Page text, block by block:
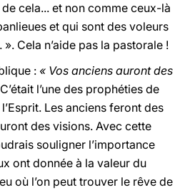
cela... et non comme ceux-là
et qui sont des voleurs
Cela n’aide pas la pastorale !
: « Vos anciens auront des
l’une des prophéties de
Les anciens feront des
des visions. Avec cette
souligner l’importance
ont donnée à la valeur du
où l’on peut trouver le rêve de